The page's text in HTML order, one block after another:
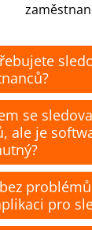
se
ale je
pro